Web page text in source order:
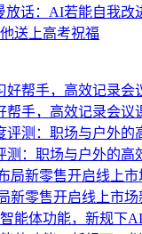
放话：AI若能自我改
送上高考祝福
手，高效记录会议
测：职场与户外的高
新零售开启线上市场